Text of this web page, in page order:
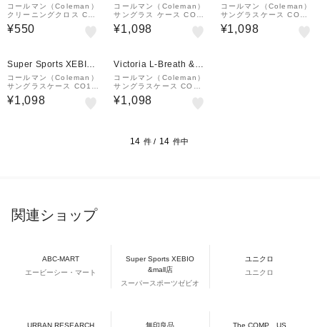
all店
コールマン（Coleman）
クリーニングクロス CC
E01-2 レッド サングラ
ス アクセサリ レンズク
¥550
all店
コールマン（Coleman）
サングラス ケース CO0
8-1
¥1,098
all店
コールマン（Coleman）
サングラスケース CO07
-3
¥1,098
Super Sports XEBIO
&mall店
コールマン（Coleman）
サングラスケース CO11-
1
¥1,098
Victoria L-Breath &m
all店
コールマン（Coleman）
サングラスケース CO07
-2
¥1,098
14 件 / 14 件中
関連ショップ
ABC-MART
エービーシー・マート
Super Sports XEBIO
&mall店
スーパースポーツゼビオ
ユニクロ
ユニクロ
URBAN RESEARCH
無印良品
The COMP＿US